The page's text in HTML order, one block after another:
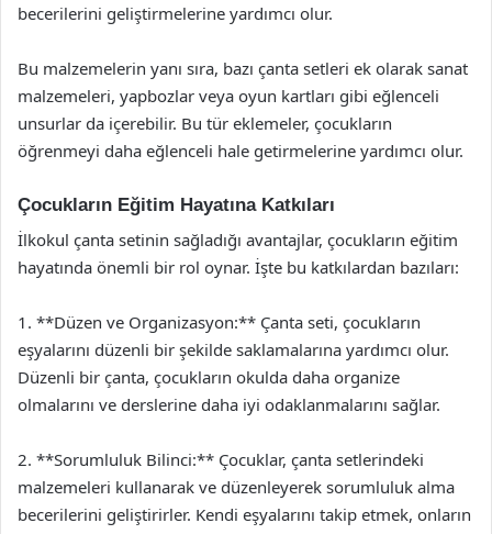
becerilerini geliştirmelerine yardımcı olur.
Bu malzemelerin yanı sıra, bazı çanta setleri ek olarak sanat
malzemeleri, yapbozlar veya oyun kartları gibi eğlenceli
unsurlar da içerebilir. Bu tür eklemeler, çocukların
öğrenmeyi daha eğlenceli hale getirmelerine yardımcı olur.
Çocukların Eğitim Hayatına Katkıları
İlkokul çanta setinin sağladığı avantajlar, çocukların eğitim
hayatında önemli bir rol oynar. İşte bu katkılardan bazıları:
1. **Düzen ve Organizasyon:** Çanta seti, çocukların
eşyalarını düzenli bir şekilde saklamalarına yardımcı olur.
Düzenli bir çanta, çocukların okulda daha organize
olmalarını ve derslerine daha iyi odaklanmalarını sağlar.
2. **Sorumluluk Bilinci:** Çocuklar, çanta setlerindeki
malzemeleri kullanarak ve düzenleyerek sorumluluk alma
becerilerini geliştirirler. Kendi eşyalarını takip etmek, onların